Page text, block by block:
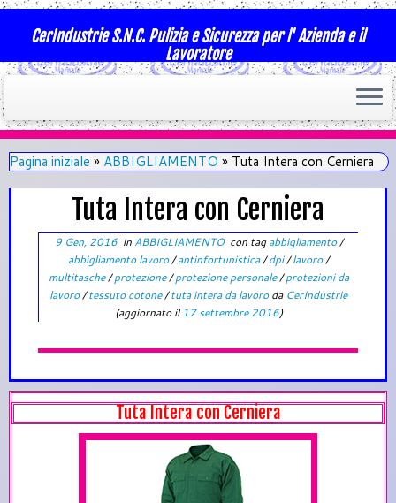
CerIndustrie S.N.C. Pulizia e Sicurezza per l' Azienda e il
Lavoratore
Pagina iniziale » ABBIGLIAMENTO » Tuta Intera con Cerniera
Tuta Intera con Cerniera
9 Gen, 2016in ABBIGLIAMENTO con tagabbigliamento/
abbigliamento lavoro/antinfortunistica/dpi/lavoro/
multitasche/protezione/protezione personale/protezioni da
lavoro/tessuto cotone/tuta intera da lavoroda CerIndustrie
(aggiornato il17 settembre 2016)
Tuta Intera con Cerniera